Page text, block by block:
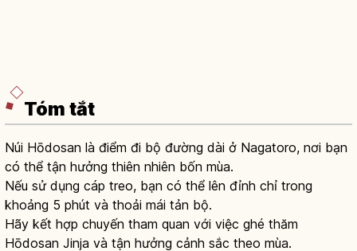
Tóm tắt
Núi Hōdosan là điểm đi bộ đường dài ở Nagatoro, nơi bạn
có thể tận hưởng thiên nhiên bốn mùa.
Nếu sử dụng cáp treo, bạn có thể lên đỉnh chỉ trong
khoảng 5 phút và thoải mái tản bộ.
Hãy kết hợp chuyến tham quan với việc ghé thăm
Hōdosan Jinja và tận hưởng cảnh sắc theo mùa.